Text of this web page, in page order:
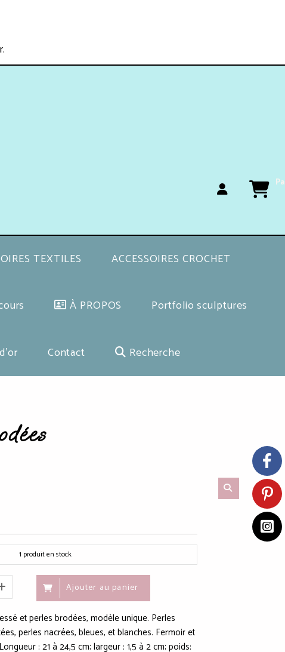
TEXTILES ACCESSOIRES CROCHET
À PROPOS Portfolio sculptures
Contact Recherche
1 produit en stock
Ajouter au panier
et perles brodées, modèle unique. Perles
perles nacrées, bleues, et blanches. Fermoir et
: 21 à 24,5 cm; largeur : 1,5 à 2 cm; poids: